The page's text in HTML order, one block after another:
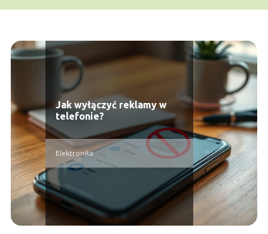
Jak wyłączyć reklamy w
telefonie?
Elektronika